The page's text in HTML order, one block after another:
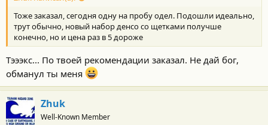
и
:
Тоже заказал, сегодня одну на пробу одел. Подошли идеально,
трут обычно, новый набор денсо со щетками получше
конечно, но и цена раз в 5 дороже
Тэээкс... По твоей рекомендации заказал. Не дай бог,
обманул ты меня
Zhuk
Well-Known Member